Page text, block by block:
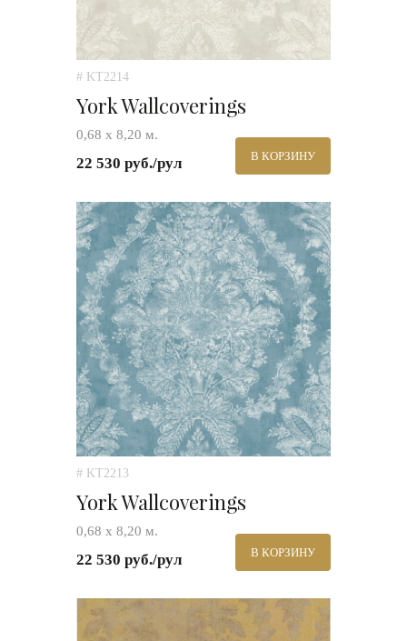
# KT2214
York Wallcoverings
0,68 х 8,20 м.
22 530 руб./рул В КОРЗИНУ
# KT2213
York Wallcoverings
0,68 х 8,20 м.
22 530 руб./рул В КОРЗИНУ